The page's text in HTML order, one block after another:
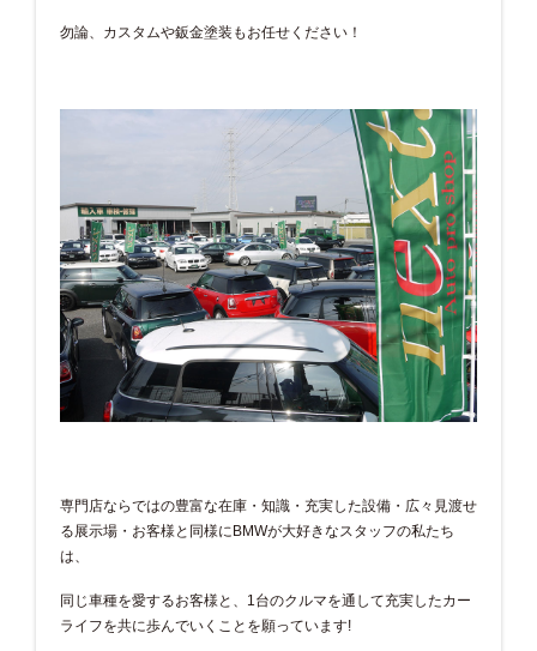
勿論、カスタムや鈑金塗装もお任せください！
専門店ならではの豊富な在庫・知識・充実した設備・広々見渡せ
る展示場・お客様と同様にBMWが大好きなスタッフの私たち
は、
同じ車種を愛するお客様と、1台のクルマを通して充実したカー
ライフを共に歩んでいくことを願っています!